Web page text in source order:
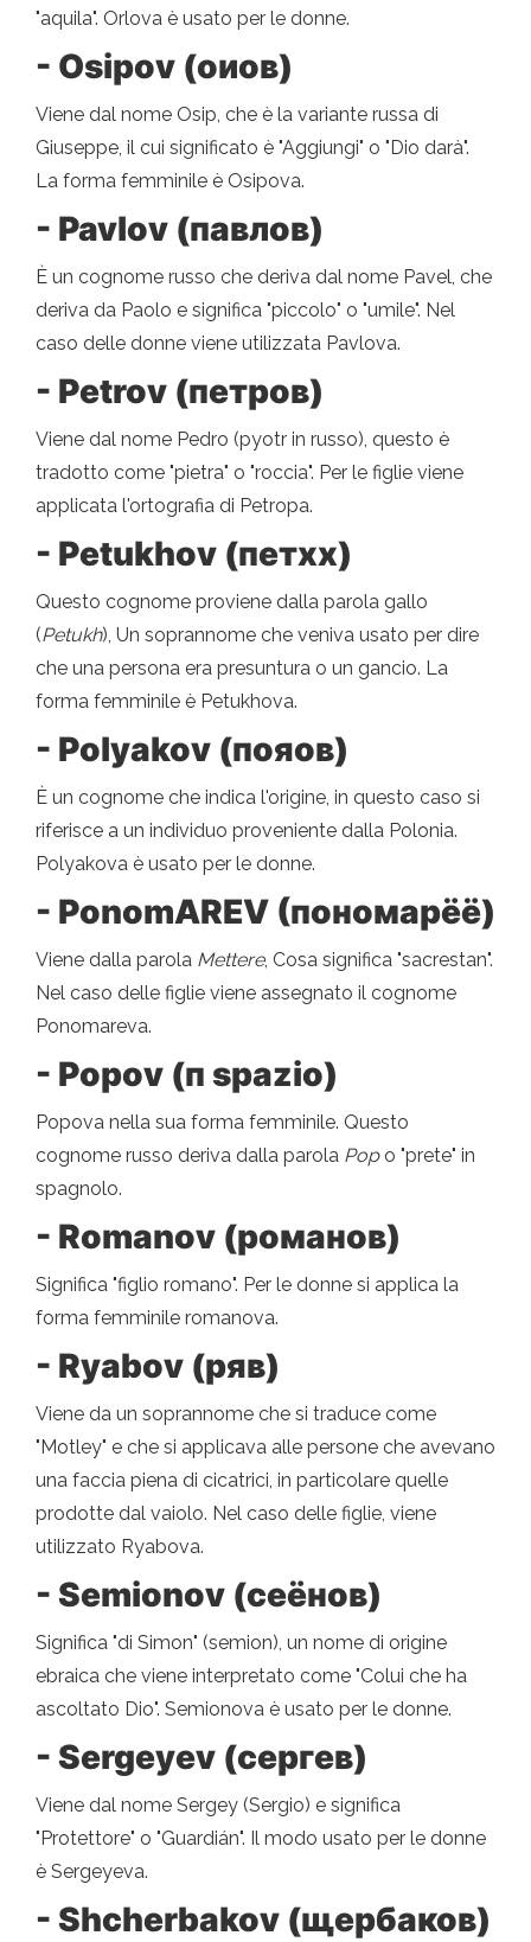
"aquila". Orlova è usato per le donne.
- Osipov (оиов)
Viene dal nome Osip, che è la variante russa di
Giuseppe, il cui significato è "Aggiungi" o "Dio darà".
La forma femminile è Osipova.
- Pavlov (павлов)
È un cognome russo che deriva dal nome Pavel, che
deriva da Paolo e significa "piccolo" o "umile". Nel
caso delle donne viene utilizzata Pavlova.
- Petrov (петров)
Viene dal nome Pedro (pyotr in russo), questo è
tradotto come "pietra" o "roccia". Per le figlie viene
applicata l'ortografia di Petropa.
- Petukhov (петхх)
Questo cognome proviene dalla parola gallo
(Petukh), Un soprannome che veniva usato per dire
che una persona era presuntura o un gancio. La
forma femminile è Petukhova.
- Polyakov (пояов)
È un cognome che indica l'origine, in questo caso si
riferisce a un individuo proveniente dalla Polonia.
Polyakova è usato per le donne.
- PonomAREV (пономарёё)
Viene dalla parola Mettere, Cosa significa "sacrestan".
Nel caso delle figlie viene assegnato il cognome
Ponomareva.
- Popov (п spazio)
Popova nella sua forma femminile. Questo
cognome russo deriva dalla parola Popo "prete" in
spagnolo.
- Romanov (романов)
Significa "figlio romano". Per le donne si applica la
forma femminile romanova.
- Ryabov (ряв)
Viene da un soprannome che si traduce come
"Motley" e che si applicava alle persone che avevano
una faccia piena di cicatrici, in particolare quelle
prodotte dal vaiolo. Nel caso delle figlie, viene
utilizzato Ryabova.
- Semionov (сеёнов)
Significa "di Simon" (semion), un nome di origine
ebraica che viene interpretato come "Colui che ha
ascoltato Dio". Semionova è usato per le donne.
- Sergeyev (сергев)
Viene dal nome Sergey (Sergio) e significa
"Protettore" o "Guardián". Il modo usato per le donne
è Sergeyeva.
- Shcherbakov (щербаков)